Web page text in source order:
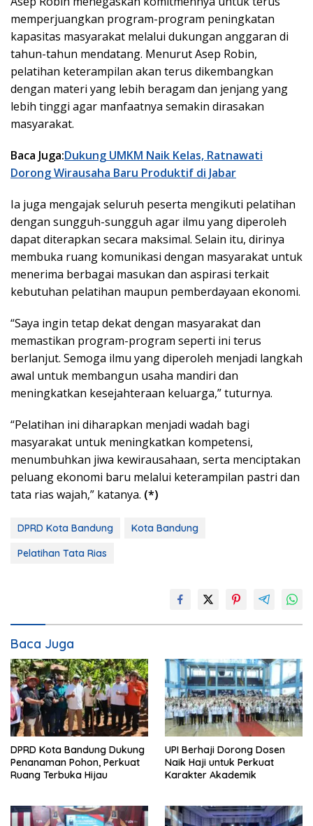
memperjuangkan program-program peningkatan
kapasitas masyarakat melalui dukungan anggaran di
tahun-tahun mendatang. Menurut Asep Robin,
pelatihan keterampilan akan terus dikembangkan
dengan materi yang lebih beragam dan jenjang yang
lebih tinggi agar manfaatnya semakin dirasakan
masyarakat.
Baca Juga:Dukung UMKM Naik Kelas, Ratnawati
Dorong Wirausaha Baru Produktif di Jabar
Ia juga mengajak seluruh peserta mengikuti pelatihan
dengan sungguh-sungguh agar ilmu yang diperoleh
dapat diterapkan secara maksimal. Selain itu, dirinya
membuka ruang komunikasi dengan masyarakat untuk
menerima berbagai masukan dan aspirasi terkait
kebutuhan pelatihan maupun pemberdayaan ekonomi.
“Saya ingin tetap dekat dengan masyarakat dan
memastikan program-program seperti ini terus
berlanjut. Semoga ilmu yang diperoleh menjadi langkah
awal untuk membangun usaha mandiri dan
meningkatkan kesejahteraan keluarga,” tuturnya.
“Pelatihan ini diharapkan menjadi wadah bagi
masyarakat untuk meningkatkan kompetensi,
menumbuhkan jiwa kewirausahaan, serta menciptakan
peluang ekonomi baru melalui keterampilan pastri dan
tata rias wajah,” katanya. (*)
DPRD Kota Bandung
Kota Bandung
Pelatihan Tata Rias
Baca Juga
DPRD Kota Bandung Dukung
Penanaman Pohon, Perkuat
Ruang Terbuka Hijau
UPI Berhaji Dorong Dosen
Naik Haji untuk Perkuat
Karakter Akademik